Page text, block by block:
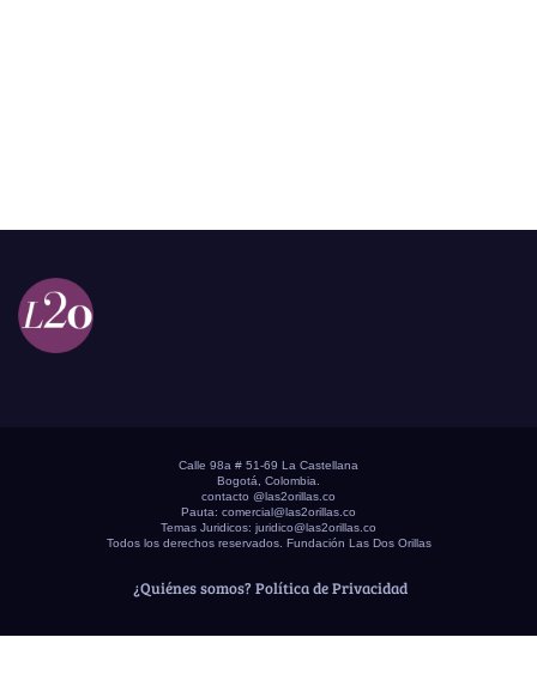
Calle 98a # 51-69 La Castellana
Bogotá, Colombia.
contacto @las2orillas.co
Pauta: comercial@las2orillas.co
Temas Juridicos: juridico@las2orillas.co
Todos los derechos reservados. Fundación Las Dos Orillas
¿Quiénes somos? Política de Privacidad